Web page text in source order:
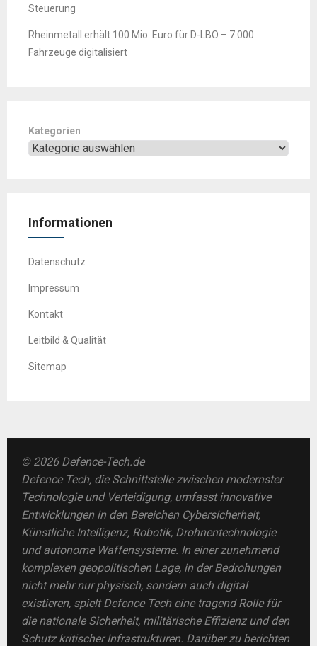
Steuerung
Rheinmetall erhält 100 Mio. Euro für D-LBO – 7.000
Fahrzeuge digitalisiert
Kategorien
Informationen
Datenschutz
Impressum
Kontakt
Leitbild & Qualität
Sitemap
© 2026 Defence-Tech.de
Defence Tech, die Schnittstelle zwischen modernster
Technologie und Verteidigung, umfasst innovative
Entwicklungen in den Bereichen Cybersicherheit,
Künstliche Intelligenz, Robotik, Drohnentechnologie
und autonome Waffensysteme. In einer zunehmend
komplexen geopolitischen Lage, in der Bedrohungen
nicht mehr nur physisch, sondern auch digital
existieren, spielt Defence Tech eine tragend Rolle für
die nationale Sicherheit, militärische Effizienz und den
Schutz kritischer Infrastrukturen. Darüber zu berichten